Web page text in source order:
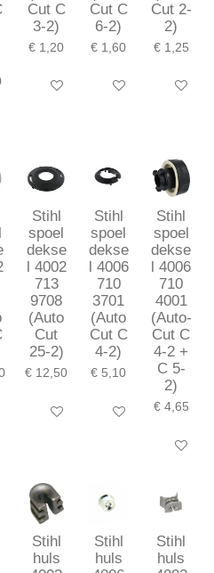
Cut C
3-2)
€ 1,20
In winkelwagen
Cut C
6-2)
€ 1,60
In winkelwagen
Cut 2-
2)
€ 1,25
In
Stihl
spoel
dekse
l 4002
713
9708
(Auto
Cut
25-2)
€ 12,50
In winkelwagen
Stihl
spoel
dekse
l 4006
710
3701
(Auto
Cut C
4-2)
€ 5,10
In winkelwagen
Stihl
spoel
dekse
l 4006
710
4001
(Auto-
Cut C
4-2 +
C 5-
2)
€ 4,65
In
Stihl
huls
Stihl
huls
Stihl
huls